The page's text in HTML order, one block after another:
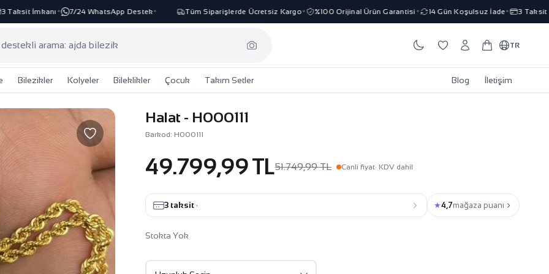
İmkanı ✦ 7/24 WhatsApp Destek✦ Tüm Siparişlerde Ücretsiz Kargo✦ %100 Orijinal Ürün Garantisi✦ 14 Gün Koşulsuz İade ✦ 3 Taksit
TR
Bilezikler Kolyeler Bileklikler Çocuk Takım Setler Blog İletişim
Halat - H000111
Barkod: H000111
49.799,99 TL51.749,99 TL Canli fiyat· KDV dahil
3 taksit · ★4,7mağaza puanı
Stokta Yok